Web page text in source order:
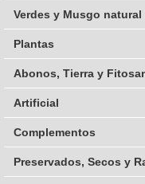
Verdes y Musgo natural
Plantas
Abonos, Tierra y
Artificial
Complementos
Preservados, Secos y